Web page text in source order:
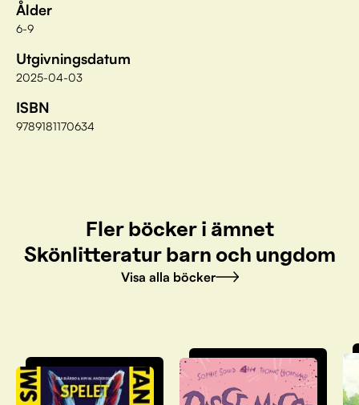
Ålder
6-9
Utgivningsdatum
2025-04-03
ISBN
9789181170634
Fler böcker i ämnet
Skönlitteratur barn och ungdom
Visa alla böcker